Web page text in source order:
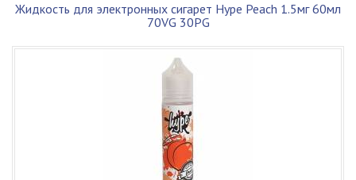
Жидкость для электронных сигарет Hype Peach 1.5мг 60мл
70VG 30PG